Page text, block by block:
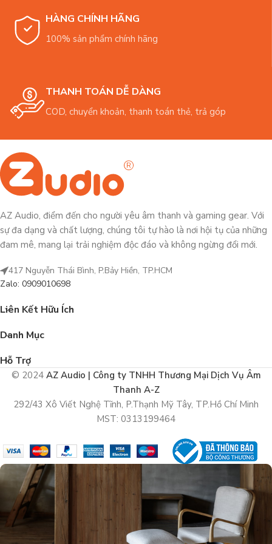
HÀNG CHÍNH HÃNG
100% sản phẩm chính hãng
THANH TOÁN DỄ DÀNG
COD, chuyển khoản, thanh toán thẻ, trả góp
AZ Audio, điểm đến cho người yêu âm thanh và gaming gear. Với
sự đa dạng và chất lượng, chúng tôi tự hào là nơi hội tụ của những
đam mê, mang lại trải nghiệm độc đáo và không ngừng đổi mới.
417 Nguyễn Thái Bình, P.Bảy Hiền, TP.HCM
Zalo: 0909010698
Liên Kết Hữu Ích
Danh Mục
Hỗ Trợ
© 2024 AZ Audio | Công ty TNHH Thương Mại Dịch Vụ Âm
Thanh A-Z
292/43 Xô Viết Nghệ Tĩnh, P.Thạnh Mỹ Tây, TP.Hồ Chí Minh
MST: 0313199464